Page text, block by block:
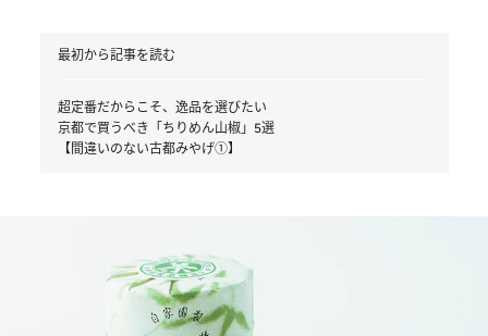
最初から記事を読む
超定番だからこそ、逸品を選びたい
京都で買うべき「ちりめん山椒」5選
【間違いのない古都みやげ①】